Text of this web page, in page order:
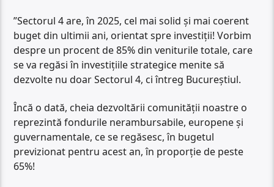
”Sectorul 4 are, în 2025, cel mai solid și mai coerent
buget din ultimii ani, orientat spre investiții! Vorbim
despre un procent de 85% din veniturile totale, care
se va regăsi în investițiile strategice menite să
dezvolte nu doar Sectorul 4, ci întreg Bucureștiul.
Încă o dată, cheia dezvoltării comunității noastre o
reprezintă fondurile nerambursabile, europene și
guvernamentale, ce se regăsesc, în bugetul
previzionat pentru acest an, în proporție de peste
65%!